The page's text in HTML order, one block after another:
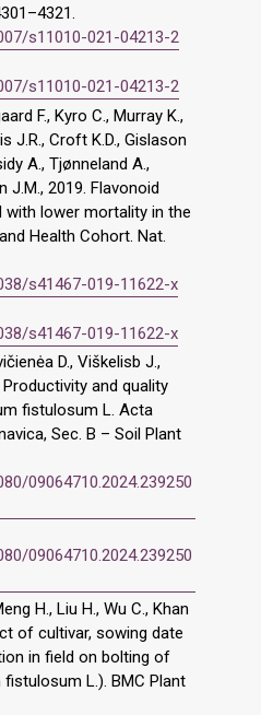
s11010-021-04213-2
s11010-021-04213-2
F., Kyro C., Murray K.,
J.R., Croft K.D., Gislason
A., Tjønneland A.,
J.M., 2019. Flavonoid
lower mortality in the
Health Cohort. Nat.
s41467-019-11622-x
s41467-019-11622-x
D., Viškelisb J.,
Productivity and quality
fistulosum L. Acta
Sec. B – Soil Plant
09064710.2024.239250
09064710.2024.239250
H., Liu H., Wu C., Khan
of cultivar, sowing date
in field on bolting of
L.). BMC Plant